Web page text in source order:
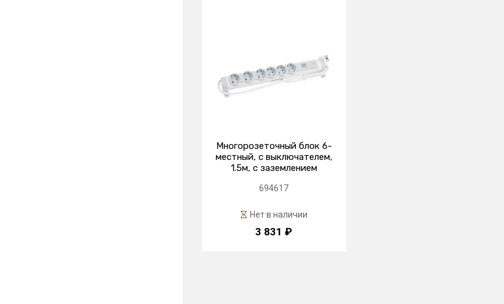
Многорозеточный блок 6-
местный, с выключателем,
1.5м, с заземлением
694617
Нет в наличии
3 831 ₽